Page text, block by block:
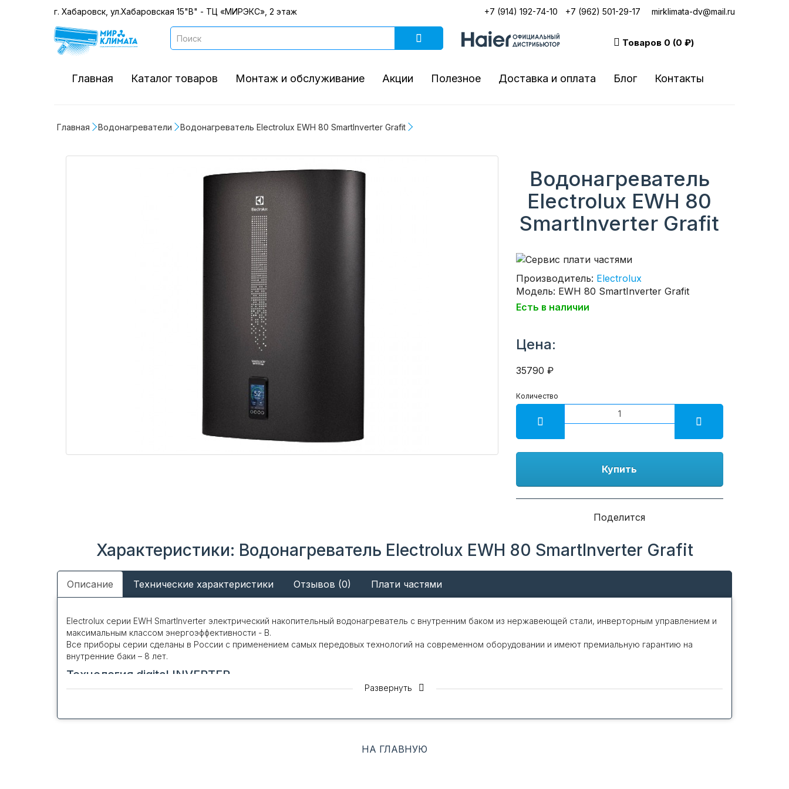
г. Хабаровск, ул.Хабаровская 15"В" - ТЦ «МИРЭКС», 2 этаж +7 (914) 192-74-10 +7 (962) 501-29-17 mirklimata-dv@mail.ru
Товаров 0 (0 ₽)
Главная Каталог товаров Монтаж и обслуживание Акции Полезное Доставка и оплата Блог Контакты
Главная Водонагреватели Водонагреватель Electrolux EWH 80 SmartInverter Grafit
Водонагреватель
Electrolux EWH 80
SmartInverter Grafit
Производитель: Electrolux
Модель: EWH 80 SmartInverter Grafit
Есть в наличии
Цена:
35790 ₽
Количество
Купить
Поделится
Характеристики: Водонагреватель Electrolux EWH 80 SmartInverter Grafit
Описание Технические характеристики Отзывов (0) Плати частями
Electrolux серии EWH SmartInverter электрический накопительный водонагреватель с внутренним баком из нержавеющей стали, инверторным управлением и
максимальным классом энергоэффективности - B.
Все приборы серии сделаны в России с применением самых передовых технологий на современном оборудовании и имеют премиальную гарантию на
внутренние баки – 8 лет.
Технология digital INVERTER
мощности, которая в данный отрезок времени объективно необходима. Благодаря этой технологии экономится и электроэнергия и ресурс работы
Развернуть
НА ГЛАВНУЮ